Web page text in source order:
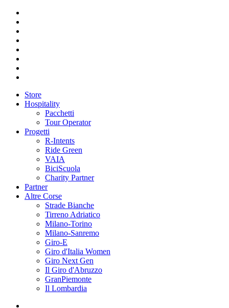
Store
Hospitality
Pacchetti
Tour Operator
Progetti
R-Intents
Ride Green
VAIA
BiciScuola
Charity Partner
Partner
Altre Corse
Strade Bianche
Tirreno Adriatico
Milano-Torino
Milano-Sanremo
Giro-E
Giro d'Italia Women
Giro Next Gen
Il Giro d'Abruzzo
GranPiemonte
Il Lombardia